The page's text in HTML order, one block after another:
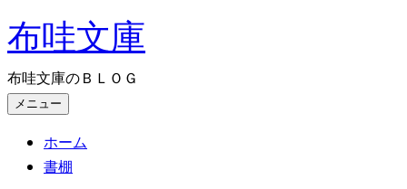
ン
テ
ン
ツ
布哇文庫
布哇文庫のＢＬＯＧ
メニュー
ホーム
書棚